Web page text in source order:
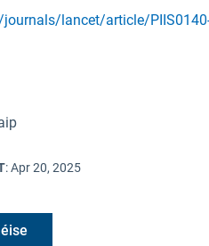
lancet/article/
:Apr 20, 2025